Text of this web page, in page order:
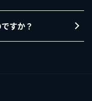
すか？